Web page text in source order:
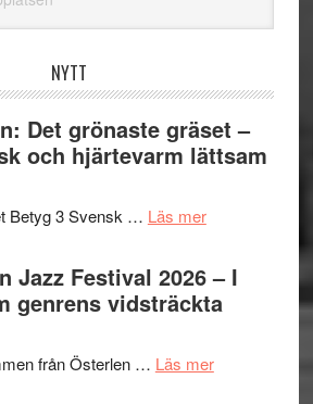
NYTT
Det grönaste gräset –
och hjärtevarm lättsam
Betyg 3 Svensk … Läs merom
Det
grönaste
gräset
en
Jazz Festival 2026 – I
genrens vidsträckta
från Österlen … Läs merom